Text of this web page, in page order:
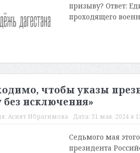
призыву? Ответ:
проходящего
чтобы указы
без исключения»
Асият Ибрагимова Дата: 31 мая, 2024 в
Седьмого мая
президента